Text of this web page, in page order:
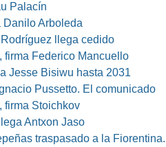
Palacín
Danilo Arboleda
llega cedido
firma Federico Mancuello
Jesse Bisiwu hasta 2031
Pussetto. El comunicado
firma Stoichkov
Antxon Jaso
a la Fiorentina. El comunicado